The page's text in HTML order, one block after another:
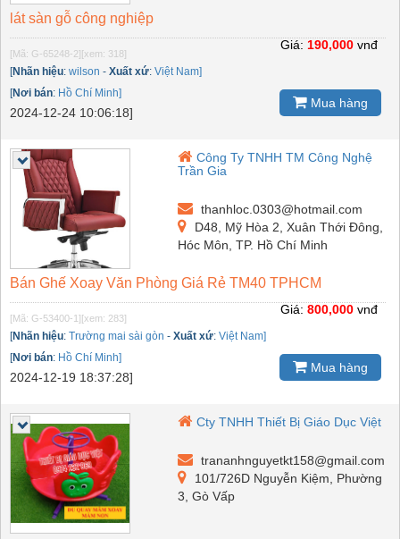
lát sàn gỗ công nghiệp
[Mã: G-65248-2] [xem: 318]
[Nhãn hiệu: wilson - Xuất xứ: Việt Nam]
[Nơi bán: Hồ Chí Minh]
2024-12-24 10:06:18]
Giá: 190,000 vnđ
Mua hàng
Công Ty TNHH TM Công Nghệ
Trần Gia
thanhloc.0303@hotmail.com
D48, Mỹ Hòa 2, Xuân Thới Đông,
Hóc Môn, TP. Hồ Chí Minh
Bán Ghế Xoay Văn Phòng Giá Rẻ TM40 TPHCM
[Mã: G-53400-1] [xem: 283]
[Nhãn hiệu: Trường mai sài gòn - Xuất xứ: Việt Nam]
[Nơi bán: Hồ Chí Minh]
2024-12-19 18:37:28]
Giá: 800,000 vnđ
Mua hàng
Cty TNHH Thiết Bị Giáo Dục Việt
trananhnguyetkt158@gmail.com
101/726D Nguyễn Kiệm, Phường
3, Gò Vấp